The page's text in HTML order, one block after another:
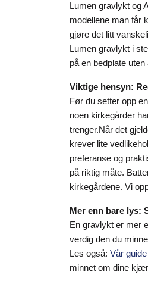
Lumen gravlykt og
modellene man får
gjøre det litt
Lumen gravlykt i
på en bedplate
Viktige hensyn:
Før du setter opp
noen kirkegårder
trenger.Når det
krever lite
preferanse og
på riktig måte.
kirkegårdene. Vi
Mer enn bare lys:
En gravlykt er mer
verdig den du
Les også: Vår
minnet om dine